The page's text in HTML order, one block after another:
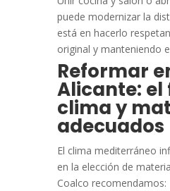
puede modernizar la
está en hacerlo
original y manteniendo
Reformar
Alicante:
clima y
adecuados
El clima mediterráneo
en la elección de
Coalco recomendamos: